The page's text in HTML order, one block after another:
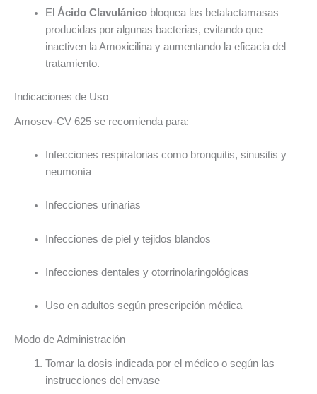
El Ácido Clavulánicobloquea las betalactamasas
producidas por algunas bacterias, evitando que
inactiven la Amoxicilina y aumentando la eficacia del
tratamiento.
Indicaciones de Uso
Amosev-CV 625 se recomienda para:
Infecciones respiratorias como bronquitis, sinusitis y
neumonía
Infecciones urinarias
Infecciones de piel y tejidos blandos
Infecciones dentales y otorrinolaringológicas
Uso en adultos según prescripción médica
Modo de Administración
Tomar la dosis indicada por el médico o según las
instrucciones del envase